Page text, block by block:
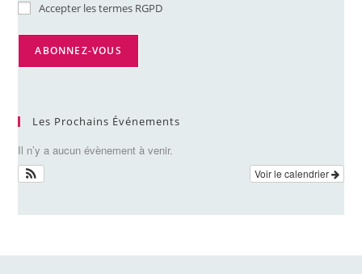
Accepter les termes RGPD
Les Prochains Événements
Il n’y a aucun évènement à venir.
Voir le calendrier